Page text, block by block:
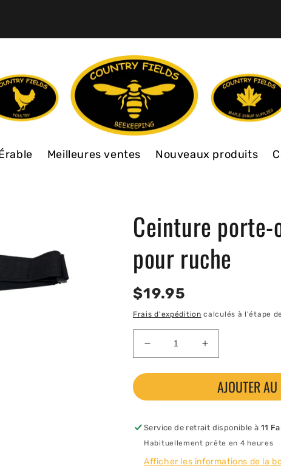
Meilleures ventes Nouveaux produits
Ceinture
pour ruche
Prix
habituel
$19.95
Frais d'expédition calculés à l'étape
Réduire
la
quantité
Ceinture
outils
magnétique
ruche
Augmenter
la
quantité
Ceinture
outils
magnétique
pour
ruche
AJOUTER
Service de retrait disponible à 11
Habituellement prête en 4 heures
Afficher les informations de la